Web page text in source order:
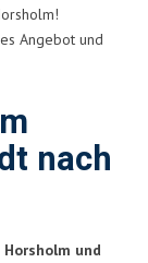
Angebot und
nach
und